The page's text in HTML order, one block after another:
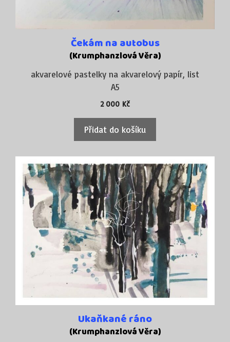
Čekám na autobus
(Krumphanzlová Věra)
akvarelové pastelky na akvarelový papír, list
A5
2 000 Kč
Přidat do košíku
Ukaňkané ráno
(Krumphanzlová Věra)